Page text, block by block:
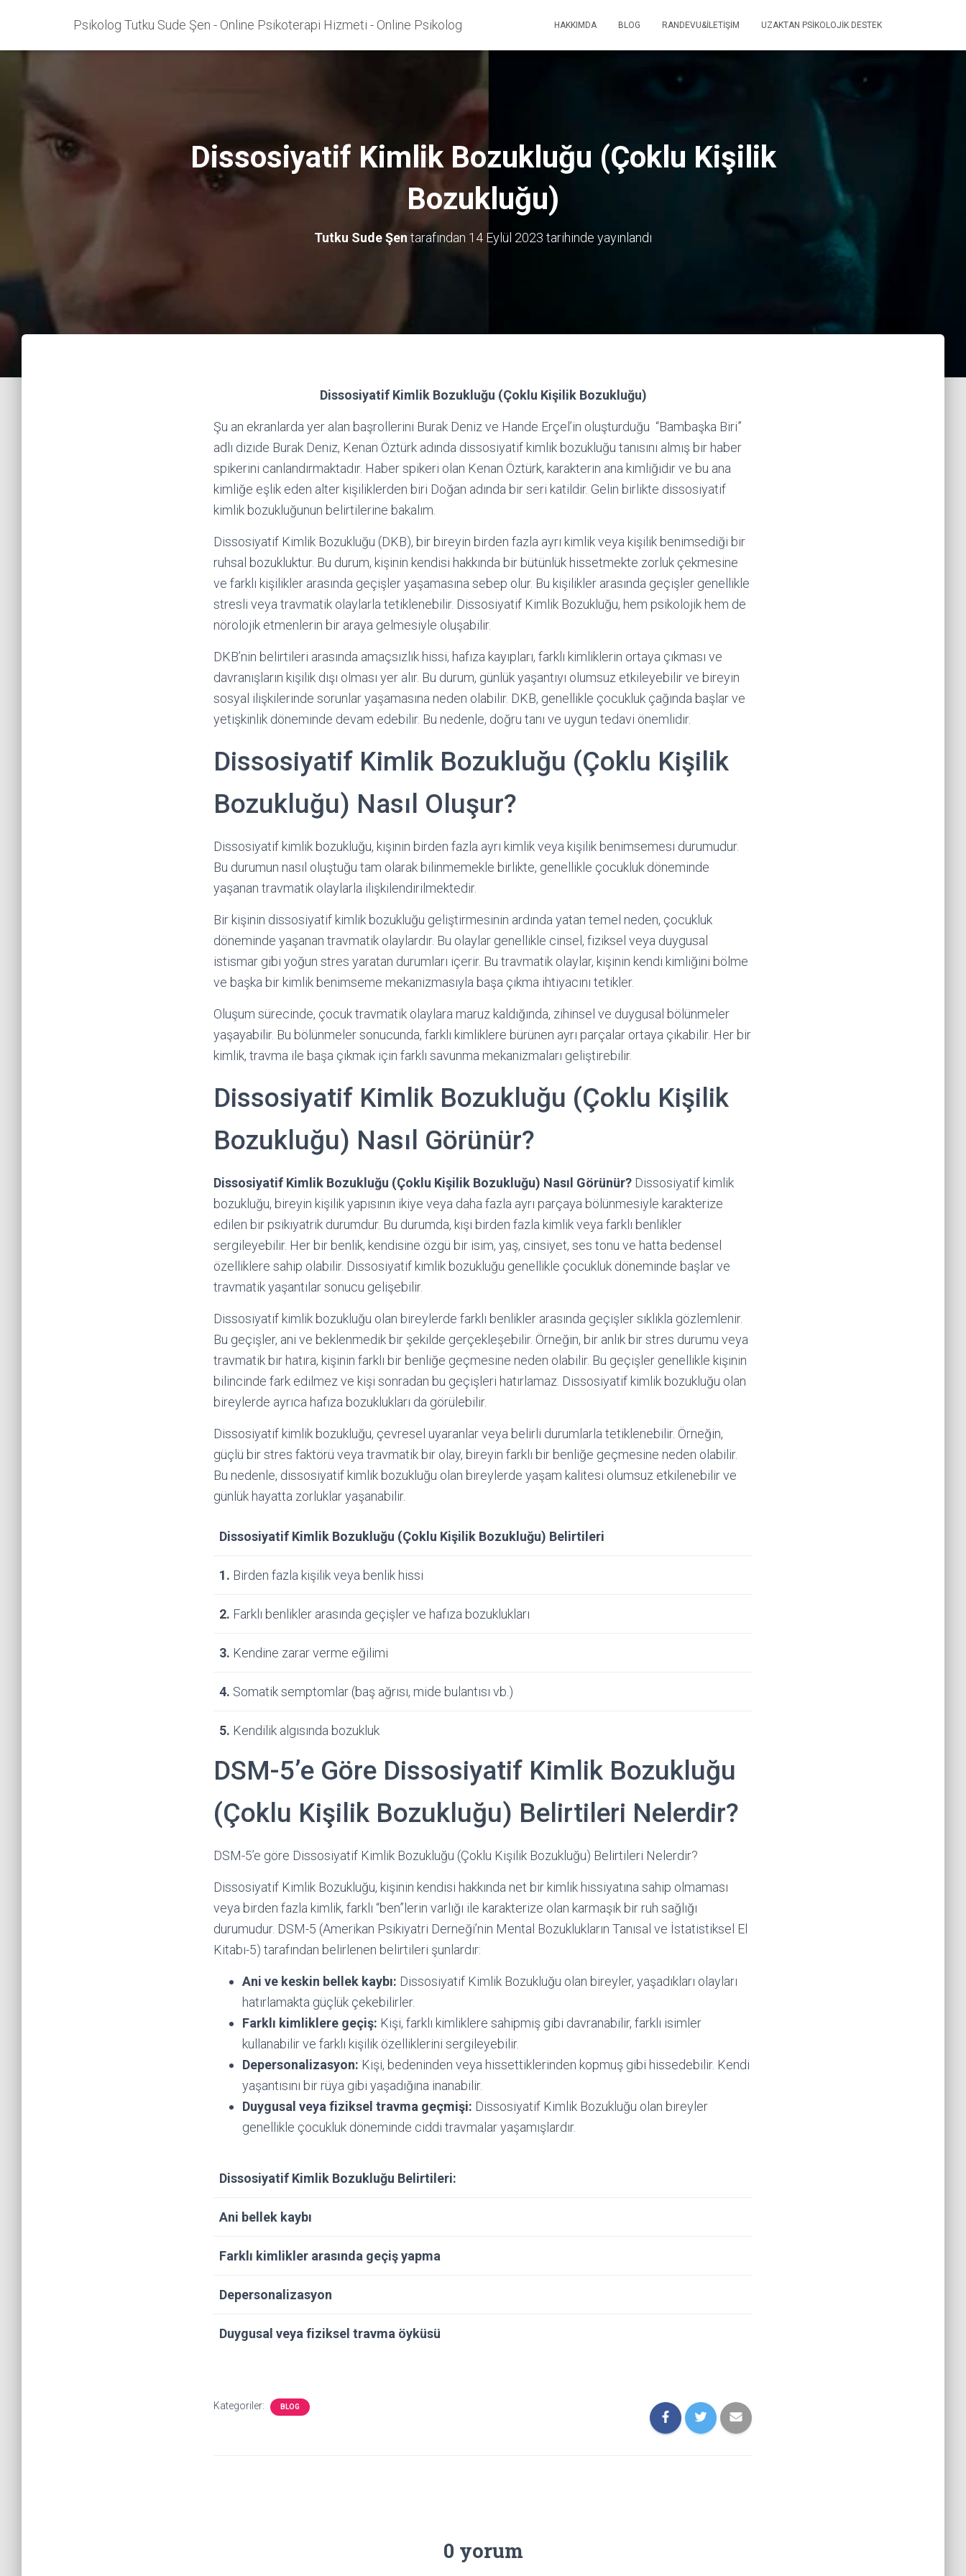
Psikolog Tutku Sude Şen - Online Psikoterapi Hizmeti - Online Psikolog HAKKIMDA BLOG RANDEVU&İLETIŞIM UZAKTAN PSIKOLOJIK DESTEK
Dissosiyatif Kimlik Bozukluğu (Çoklu Kişilik
Bozukluğu)
Tutku Sude Şen tarafından 14 Eylül 2023 tarihinde yayınlandı
Dissosiyatif Kimlik Bozukluğu (Çoklu Kişilik Bozukluğu)
Şu an ekranlarda yer alan başrollerini Burak Deniz ve Hande Erçel’in oluşturduğu “Bambaşka Biri”
adlı dizide Burak Deniz, Kenan Öztürk adında dissosiyatif kimlik bozukluğu tanısını almış bir haber
spikerini canlandırmaktadır. Haber spikeri olan Kenan Öztürk, karakterin ana kimliğidir ve bu ana
kimliğe eşlik eden alter kişiliklerden biri Doğan adında bir seri katildir. Gelin birlikte dissosiyatif
kimlik bozukluğunun belirtilerine bakalım.
Dissosiyatif Kimlik Bozukluğu (DKB), bir bireyin birden fazla ayrı kimlik veya kişilik benimsediği bir
ruhsal bozukluktur. Bu durum, kişinin kendisi hakkında bir bütünlük hissetmekte zorluk çekmesine
ve farklı kişilikler arasında geçişler yaşamasına sebep olur. Bu kişilikler arasında geçişler genellikle
stresli veya travmatik olaylarla tetiklenebilir. Dissosiyatif Kimlik Bozukluğu, hem psikolojik hem de
nörolojik etmenlerin bir araya gelmesiyle oluşabilir.
DKB’nin belirtileri arasında amaçsızlık hissi, hafıza kayıpları, farklı kimliklerin ortaya çıkması ve
davranışların kişilik dışı olması yer alır. Bu durum, günlük yaşantıyı olumsuz etkileyebilir ve bireyin
sosyal ilişkilerinde sorunlar yaşamasına neden olabilir. DKB, genellikle çocukluk çağında başlar ve
yetişkinlik döneminde devam edebilir. Bu nedenle, doğru tanı ve uygun tedavi önemlidir.
Dissosiyatif Kimlik Bozukluğu (Çoklu Kişilik
Bozukluğu) Nasıl Oluşur?
Dissosiyatif kimlik bozukluğu, kişinin birden fazla ayrı kimlik veya kişilik benimsemesi durumudur.
Bu durumun nasıl oluştuğu tam olarak bilinmemekle birlikte, genellikle çocukluk döneminde
yaşanan travmatik olaylarla ilişkilendirilmektedir.
Bir kişinin dissosiyatif kimlik bozukluğu geliştirmesinin ardında yatan temel neden, çocukluk
döneminde yaşanan travmatik olaylardır. Bu olaylar genellikle cinsel, fiziksel veya duygusal
istismar gibi yoğun stres yaratan durumları içerir. Bu travmatik olaylar, kişinin kendi kimliğini bölme
ve başka bir kimlik benimseme mekanizmasıyla başa çıkma ihtiyacını tetikler.
Oluşum sürecinde, çocuk travmatik olaylara maruz kaldığında, zihinsel ve duygusal bölünmeler
yaşayabilir. Bu bölünmeler sonucunda, farklı kimliklere bürünen ayrı parçalar ortaya çıkabilir. Her bir
kimlik, travma ile başa çıkmak için farklı savunma mekanizmaları geliştirebilir.
Dissosiyatif Kimlik Bozukluğu (Çoklu Kişilik
Bozukluğu) Nasıl Görünür?
Dissosiyatif Kimlik Bozukluğu (Çoklu Kişilik Bozukluğu) Nasıl Görünür? Dissosiyatif kimlik
bozukluğu, bireyin kişilik yapısının ikiye veya daha fazla ayrı parçaya bölünmesiyle karakterize
edilen bir psikiyatrik durumdur. Bu durumda, kişi birden fazla kimlik veya farklı benlikler
sergileyebilir. Her bir benlik, kendisine özgü bir isim, yaş, cinsiyet, ses tonu ve hatta bedensel
özelliklere sahip olabilir. Dissosiyatif kimlik bozukluğu genellikle çocukluk döneminde başlar ve
travmatik yaşantılar sonucu gelişebilir.
Dissosiyatif kimlik bozukluğu olan bireylerde farklı benlikler arasında geçişler sıklıkla gözlemlenir.
Bu geçişler, ani ve beklenmedik bir şekilde gerçekleşebilir. Örneğin, bir anlık bir stres durumu veya
travmatik bir hatıra, kişinin farklı bir benliğe geçmesine neden olabilir. Bu geçişler genellikle kişinin
bilincinde fark edilmez ve kişi sonradan bu geçişleri hatırlamaz. Dissosiyatif kimlik bozukluğu olan
bireylerde ayrıca hafıza bozuklukları da görülebilir.
Dissosiyatif kimlik bozukluğu, çevresel uyaranlar veya belirli durumlarla tetiklenebilir. Örneğin,
güçlü bir stres faktörü veya travmatik bir olay, bireyin farklı bir benliğe geçmesine neden olabilir.
Bu nedenle, dissosiyatif kimlik bozukluğu olan bireylerde yaşam kalitesi olumsuz etkilenebilir ve
günlük hayatta zorluklar yaşanabilir.
Dissosiyatif Kimlik Bozukluğu (Çoklu Kişilik Bozukluğu) Belirtileri
1. Birden fazla kişilik veya benlik hissi
2. Farklı benlikler arasında geçişler ve hafıza bozuklukları
3. Kendine zarar verme eğilimi
4. Somatik semptomlar (baş ağrısı, mide bulantısı vb.)
5. Kendilik algısında bozukluk
DSM-5’e Göre Dissosiyatif Kimlik Bozukluğu
(Çoklu Kişilik Bozukluğu) Belirtileri Nelerdir?
DSM-5’e göre Dissosiyatif Kimlik Bozukluğu (Çoklu Kişilik Bozukluğu) Belirtileri Nelerdir?
Dissosiyatif Kimlik Bozukluğu, kişinin kendisi hakkında net bir kimlik hissiyatına sahip olmaması
veya birden fazla kimlik, farklı “ben”lerin varlığı ile karakterize olan karmaşık bir ruh sağlığı
durumudur. DSM-5 (Amerikan Psikiyatri Derneği’nin Mental Bozuklukların Tanısal ve İstatistiksel El
Kitabı-5) tarafından belirlenen belirtileri şunlardır:
Ani ve keskin bellek kaybı: Dissosiyatif Kimlik Bozukluğu olan bireyler, yaşadıkları olayları
hatırlamakta güçlük çekebilirler.
Farklı kimliklere geçiş: Kişi, farklı kimliklere sahipmiş gibi davranabilir, farklı isimler
kullanabilir ve farklı kişilik özelliklerini sergileyebilir.
Depersonalizasyon: Kişi, bedeninden veya hissettiklerinden kopmuş gibi hissedebilir. Kendi
yaşantısını bir rüya gibi yaşadığına inanabilir.
Duygusal veya fiziksel travma geçmişi: Dissosiyatif Kimlik Bozukluğu olan bireyler
genellikle çocukluk döneminde ciddi travmalar yaşamışlardır.
Dissosiyatif Kimlik Bozukluğu Belirtileri:
Ani bellek kaybı
Farklı kimlikler arasında geçiş yapma
Depersonalizasyon
Duygusal veya fiziksel travma öyküsü
Kategoriler: BLOG
0 yorum